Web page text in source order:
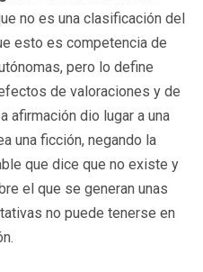
no es una clasificación del
esto es competencia de
pero lo define
de valoraciones y de
afirmación dio lugar a una
una ficción, negando la
que dice que no existe y
el que se generan unas
no puede tenerse en